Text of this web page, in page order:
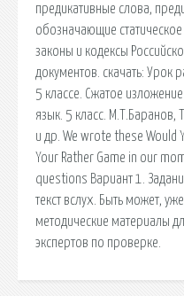
предикативные слова,
обозначающие
законы и кодексы
документов. cкачать: Урок
5 классе. Сжатое
язык. 5 класс. М.Т.Баранов,
и др. We wrote these Would
Your Rather Game in our
questions Вариант 1.
текст вслух. Быть может,
методические материалы
экспертов по проверке.